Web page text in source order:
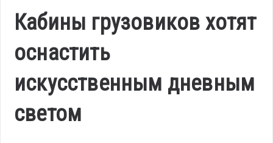
Кабины грузовиков хотят
оснастить
искусственным дневным
светом